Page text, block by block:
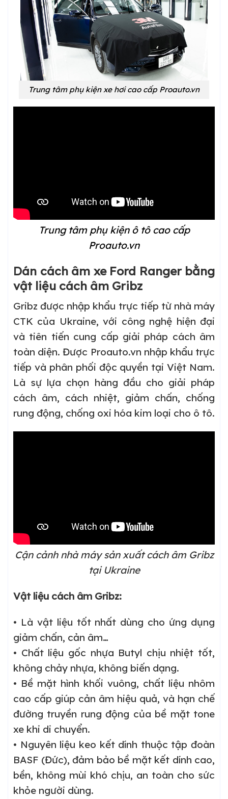
Trung tâm phụ kiện xe hơi cao cấp Proauto.vn
Trung tâm phụ kiện ô tô cao cấp
Proauto.vn
Dán cách âm xe Ford Ranger bằng
vật liệu cách âm Gribz
Gribz được nhập khẩu trực tiếp từ nhà máy
CTK của Ukraine, với công nghệ hiện đại
và tiên tiến cung cấp giải pháp cách âm
toàn diện. Được Proauto.vn nhập khẩu trực
tiếp và phân phối độc quyền tại Việt Nam.
Là sự lựa chọn hàng đầu cho giải pháp
cách âm, cách nhiệt, giảm chấn, chống
rung động, chống oxi hóa kim loại cho ô tô.
Cận cảnh nhà máy sản xuất cách âm Gribz
tại Ukraine
Vật liệu cách âm Gribz:
• Là vật liệu tốt nhất dùng cho ứng dụng
giảm chấn, cản âm…
• Chất liệu gốc nhựa Butyl chịu nhiệt tốt,
không chảy nhựa, không biến dạng.
• Bề mặt hình khối vuông, chất liệu nhôm
cao cấp giúp cản âm hiệu quả, và hạn chế
đường truyền rung động của bề mặt tone
xe khi di chuyển.
• Nguyên liệu keo kết dính thuộc tập đoàn
BASF (Đức), đảm bảo bề mặt kết dính cao,
bền, không mùi khó chịu, an toàn cho sức
khỏe người dùng.